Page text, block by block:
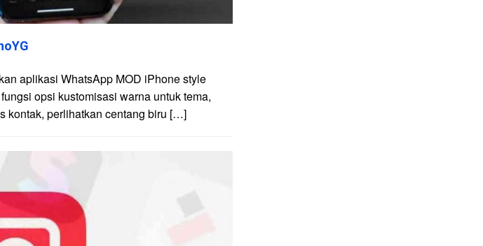
aplikasi WhatsApp MOD iPhone style
opsi kustomisasi warna untuk tema,
kontak, perlihatkan centang biru […]